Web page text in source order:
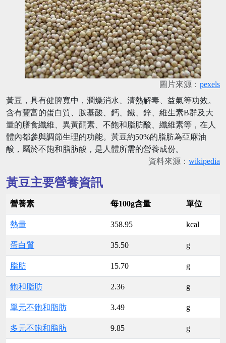
圖片來源： pexels
黃豆，具有健脾寬中，潤燥消水、清熱解毒、益氣等功效。
含有豐富的蛋白質、胺基酸、鈣、鐵、鋅、維生素B群及大
量的膳食纖維、異黃酮素、不飽和脂肪酸、纖維素等，在人
體內都參與調節生理的功能。黃豆約50%的脂肪為亞麻油
酸，屬於不飽和脂肪酸，是人體所需的營養成份。
資料來源： wikipedia
黃豆主要營養資訊
營養素 每100g含量 單位
熱量 358.95 kcal
蛋白質 35.50 g
脂肪 15.70 g
飽和脂肪 2.36 g
單元不飽和脂肪 3.49 g
多元不飽和脂肪 9.85 g